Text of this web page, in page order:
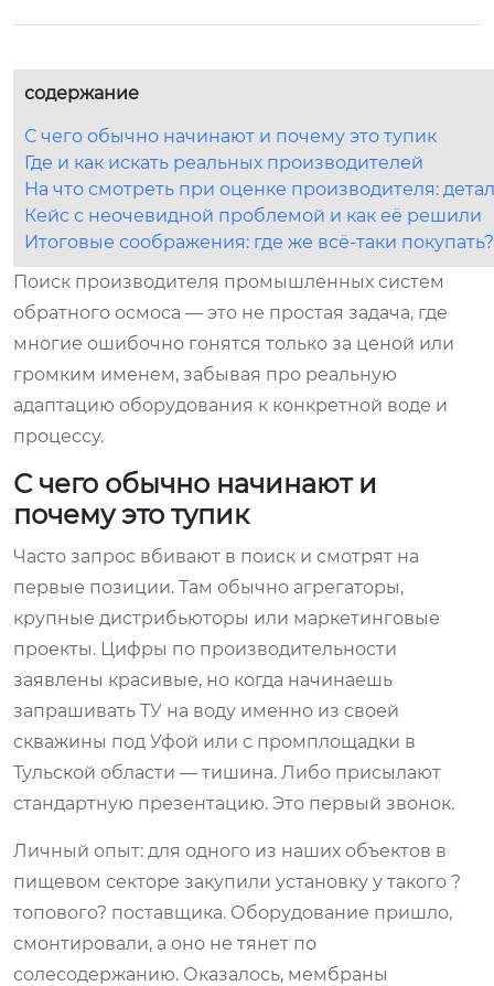
содержание
С чего обычно начинают и почему это тупик
Где и как искать реальных производителей
На что смотреть при оценке производителя:
Кейс с неочевидной проблемой и как её решили
Итоговые соображения: где же всё-таки покупать?
Поиск производителя промышленных систем
обратного осмоса — это не простая задача, где
многие ошибочно гонятся только за ценой или
громким именем, забывая про реальную
адаптацию оборудования к конкретной воде и
процессу.
С чего обычно начинают и
почему это тупик
Часто запрос вбивают в поиск и смотрят на
первые позиции. Там обычно агрегаторы,
крупные дистрибьюторы или маркетинговые
проекты. Цифры по производительности
заявлены красивые, но когда начинаешь
запрашивать ТУ на воду именно из своей
скважины под Уфой или с промплощадки в
Тульской области — тишина. Либо присылают
стандартную презентацию. Это первый звонок.
Личный опыт: для одного из наших объектов в
пищевом секторе закупили установку у такого ?
топового? поставщика. Оборудование пришло,
смонтировали, а оно не тянет по
солесодержанию. Оказалось, мембраны